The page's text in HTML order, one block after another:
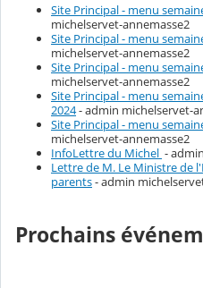
Site Principal - menu
michelservet-annemasse2
Site Principal - menu
michelservet-annemasse2
Site Principal - menu
michelservet-annemasse2
Site Principal - menu
2024- admin michelservet-
Site Principal - menu
michelservet-annemasse2
InfoLettre du Michel -
Lettre de M. Le Ministre de
parents- admin
Prochains